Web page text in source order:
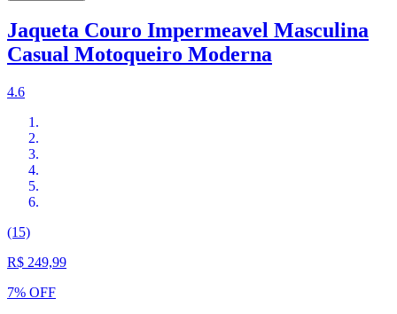
Jaqueta Couro Impermeavel Masculina
Casual Motoqueiro Moderna
4.6
(15)
R$ 249,99
7% OFF